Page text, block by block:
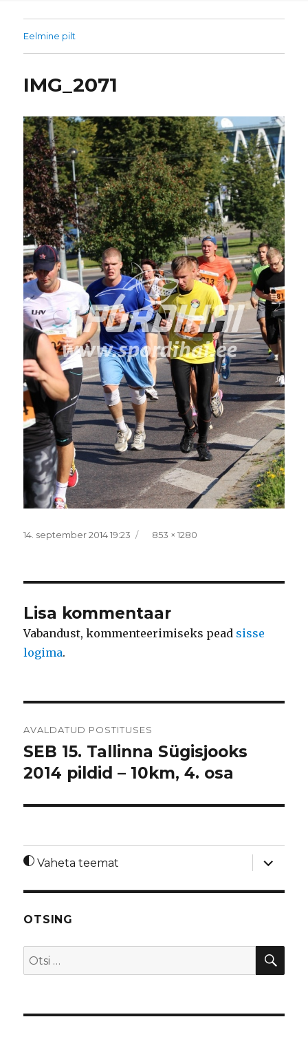
Eelmine pilt
IMG_2071
Postitatud
14. september 2014 19:23 Täissuurus
853 × 1280
Lisa kommentaar
Vabandust, kommenteerimiseks pead sisse
logima.
AVALDATUD POSTITUSES
SEB 15. Tallinna Sügisjooks
2014 pildid – 10km, 4. osa
Vaheta teemat
laienda
OTSING
Otsi: